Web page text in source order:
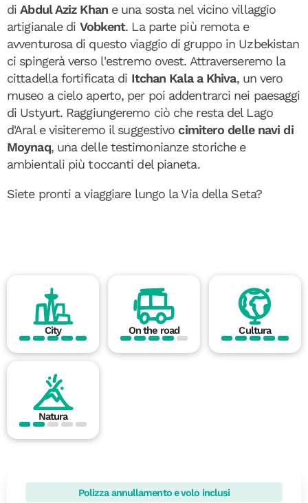
diAbdul Aziz Khane una sosta nel vicino villaggio
artigianale di Vobkent. La parte più remota e
avventurosa di questo viaggio di gruppo in Uzbekistan
ci spingerà verso l'estremo ovest. Attraverseremo la
cittadella fortificata di Itchan Kala a Khiva, un vero
museo a cielo aperto, per poi addentrarci nei paesaggi
di Ustyurt. Raggiungeremo ciò che resta del Lago
d'Aral e visiteremo il suggestivocimitero delle navi di
Moynaq, una delle testimonianze storiche e
ambientali più toccanti del pianeta.
Siete pronti a viaggiare lungo la Via della Seta?
City On the road Cultura
Natura
Polizza annullamento e volo inclusi